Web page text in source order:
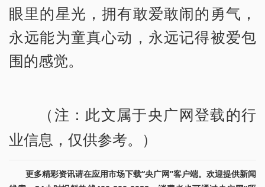
眼里的星光，拥有敢爱敢闹的勇气，
永远能为童真心动，永远记得被爱包
围的感觉。
（注：此文属于央广网登载的行
业信息，仅供参考。）
更多精彩资讯请在应用市场下载“央广网”客户端。欢迎提供新闻